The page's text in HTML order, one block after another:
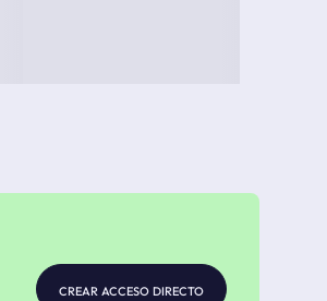
crear acceso directo